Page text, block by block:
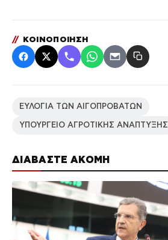
ΔΙΑΒΑΣΤΕ ΑΚΟΜΗ
// ΚΟΙΝΟΠΟΙΗΣΗ
ΕΥΛΟΓΙΑ ΤΩΝ ΑΙΓΟΠΡΟΒΑΤΩΝ
ΥΠΟΥΡΓΕΙΟ ΑΓΡΟΤΙΚΗΣ ΑΝΑΠΤΥΞΗΣ